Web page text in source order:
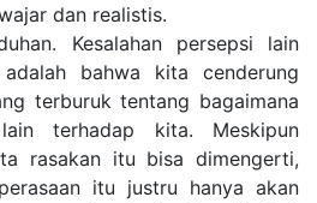
dan realistis.
n. Kesalahan persepsi lain
bahwa kita cenderung
terburuk tentang bagaimana
terhadap kita. Meskipun
rasakan itu bisa dimengerti,
itu justru hanya akan